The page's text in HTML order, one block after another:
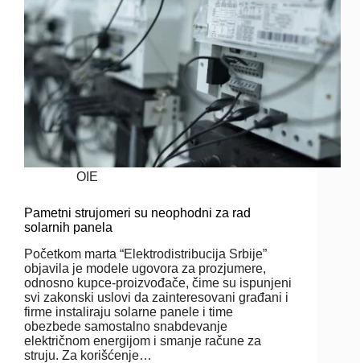
OIE
Pametni strujomeri su neophodni za rad
solarnih panela
Početkom marta “Elektrodistribucija Srbije”
objavila je modele ugovora za prozjumere,
odnosno kupce-proizvođače, čime su ispunjeni
svi zakonski uslovi da zainteresovani građani i
firme instaliraju solarne panele i time
obezbede samostalno snabdevanje
električnom energijom i smanje račune za
struju. Za korišćenje…